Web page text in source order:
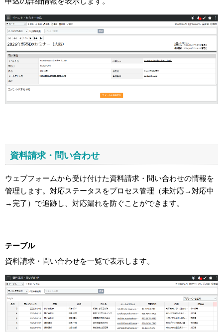
資料請求・問い合わせ
ウェブフォームから受け付けた資料請求・問い合わせの情報を
管理します。対応ステータスをプロセス管理（未対応→対応中
→完了）で追跡し、対応漏れを防ぐことができます。
テーブル
資料請求・問い合わせを一覧で表示します。